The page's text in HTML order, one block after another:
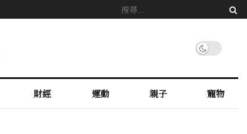
財經 運動 親子 寵物